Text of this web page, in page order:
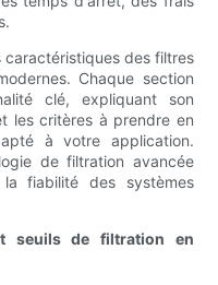
des filtres
Chaque section
clé, expliquant son
les critères à prendre en
à votre application.
de filtration avancée
fiabilité des systèmes
seuils de filtration en